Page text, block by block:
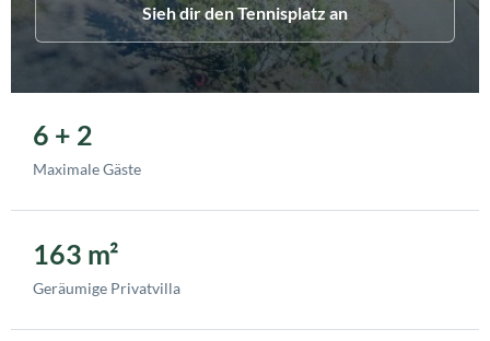
Sieh dir den Tennisplatz an
6 + 2
Maximale Gäste
163 m²
Geräumige Privatvilla